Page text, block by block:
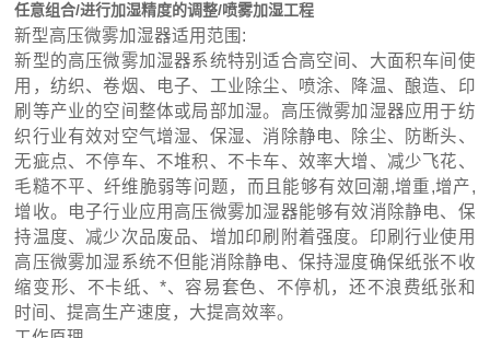
任意组合/进行加湿精度的调整/喷雾加湿工程
新型高压微雾加湿器适用范围:
新型的高压微雾加湿器系统特别适合高空间、大面积车间使
用，纺织、卷烟、电子、工业除尘、喷涂、降温、酿造、印
刷等产业的空间整体或局部加湿。高压微雾加湿器应用于纺
织行业有效对空气增湿、保湿、消除静电、除尘、防断头、
无疵点、不停车、不堆积、不卡车、效率大增、减少飞花、
毛糙不平、纤维脆弱等问题，而且能够有效回潮,增重,增产,
增收。电子行业应用高压微雾加湿器能够有效消除静电、保
持温度、减少次品废品、增加印刷附着强度。印刷行业使用
高压微雾加湿系统不但能消除静电、保持湿度确保纸张不收
缩变形、不卡纸、*、容易套色、不停机，还不浪费纸张和
时间、提高生产速度，大提高效率。